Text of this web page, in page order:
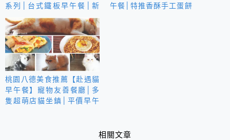
系列│台式鐵板早午餐│新
增11點後推出美味飽足飯食
午餐│特推香酥手工蛋餅
桃園八德美食推薦【赴遇貓
早午餐】寵物友善餐廳│多
隻超萌店貓坐鎮│平價早午
相關文章